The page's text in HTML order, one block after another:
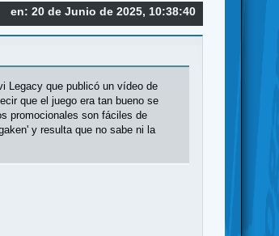
en: 20 de Junio de 2025, 10:38:40
Legacy que publicó un vídeo de
que el juego era tan bueno se
promocionales son fáciles de
y resulta que no sabe ni la